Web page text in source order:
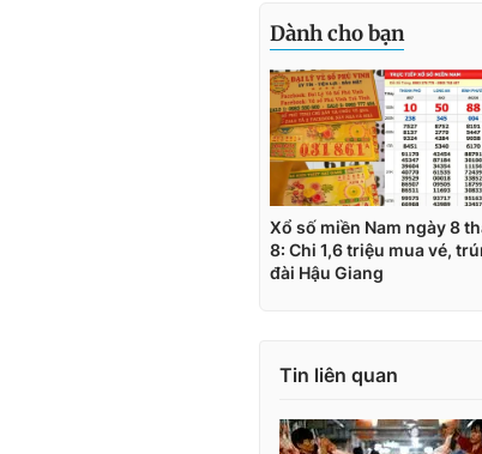
Tin liên quan